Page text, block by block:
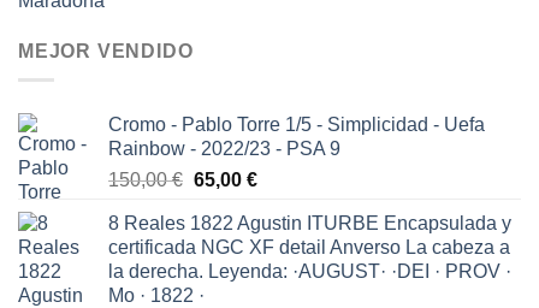
MEJOR VENDIDO
Cromo - Pablo Torre 1/5 - Simplicidad - Uefa
Rainbow - 2022/23 - PSA 9
150,00€ El
original
era:
150,00 €.
65,00 €El
actual
es:
65,00 €.
8 Reales 1822 Agustin ITURBE Encapsulada y
certificada NGC XF detail Anverso La cabeza a
la derecha. Leyenda: ·AUGUST· ·DEI · PROV ·
Mo · 1822 ·